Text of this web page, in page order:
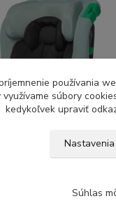
používania
súbory
kedykoľvek upraviť
Nastavenia
Súhlas